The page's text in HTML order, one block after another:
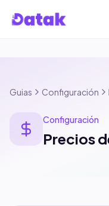
Guias Configuración
Configuración
Precios